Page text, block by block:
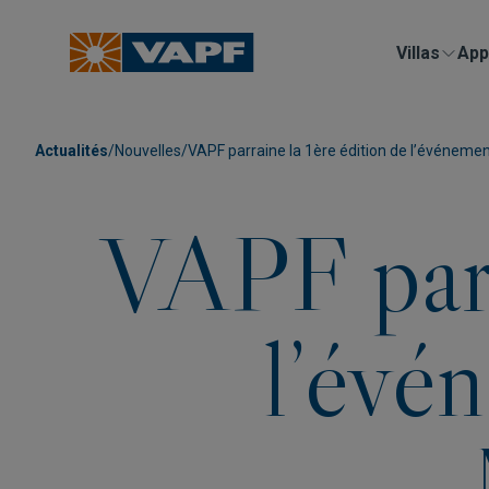
Villas
Actualités/Nouvelles/VAPF parraine la 1ère édition de
VAPF